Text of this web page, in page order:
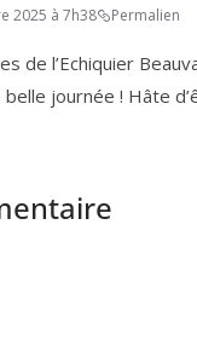
2025 à 7h38 Permalien
de l’Echiquier
belle journée ! Hâte